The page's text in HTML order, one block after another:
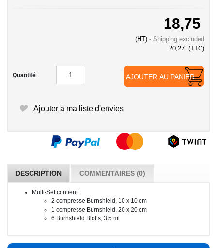
18,75
(HT)
Shipping excluded
20,27 (TTC)
Quantité AJOUTER AU PANIER
Ajouter à ma liste d'envies
DESCRIPTION COMMENTAIRES (0)
Multi-Set contient:
2 compresse Burnshield, 10 x 10 cm
1 compresse Burnshield, 20 x 20 cm
6 Burnshield Blotts, 3.5 ml